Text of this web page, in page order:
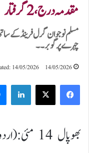
مقدمہ درج، 2 گرفتار
مسلم نوجوان گرل فرینڈ کے
چہرے پر گوبر۔۔
14/05/2026
14/05/2026
LinkedIn
بھوپال